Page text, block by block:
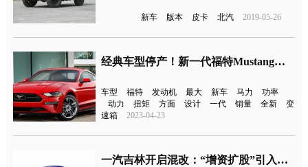
新车 版本 皮卡 北汽 2019-05-26
经典车型停产！新一代福特Mustang或今年引入国内
车型 福特 发动机 最大 新车 马力
功率
动力
扭矩 方面 设计 一代 销量 全新
变
速箱
2023-04-23
一汽吉林开启混改：“增资扩股”引入股东，终端却无车售卖